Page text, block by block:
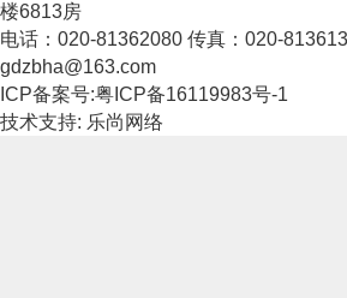
楼6813房
电话：020-81362080 传真：020-
gdzbha@163.com
ICP备案号:粤ICP备16119983号-1
技术支持: 乐尚网络